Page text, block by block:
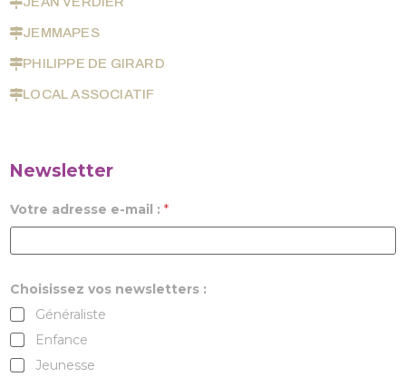
JEMMAPES
PHILIPPE DE GIRARD
LOCAL ASSOCIATIF
Newsletter
Votre adresse e-mail : *
Choisissez vos newsletters :
Généraliste
Enfance
Jeunesse